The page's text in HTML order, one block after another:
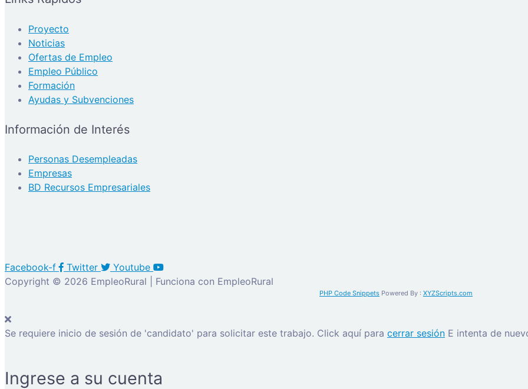
Proyecto
Noticias
Ofertas de Empleo
Empleo Público
Formación
Ayudas y Subvenciones
Información de Interés
Personas Desempleadas
Empresas
BD Recursos Empresariales
Facebook-f Twitter
Youtube
Copyright © 2026 EmpleoRural | Funciona con EmpleoRural
PHP Code Snippets Powered By : XYZScripts.com
Se requiere inicio de sesión de 'candidato' para solicitar este trabajo. Click aquí para cerrar sesión E intenta de
Ingrese a su cuenta